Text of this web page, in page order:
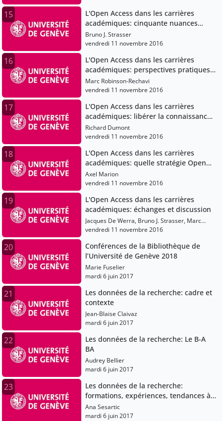
15
L'Open Access dans les carrières
académiques: cinquante nuances
d'Open
Bruno J. Strasser
vendredi 11 novembre 2016
16
L'Open Access dans les carrières
académiques: perspectives pratiques
et morales du chercheur sur l'Open
Access
Marc Robinson-Rechavi
vendredi 11 novembre 2016
17
L'Open Access dans les carrières
académiques: libérer la connaissance:
survol de quelques initiatives de
l'UdeM
Richard Dumont
vendredi 11 novembre 2016
18
L'Open Access dans les carrières
académiques: quelle stratégie Open
Access pour la Suisse?
Axel Marion
vendredi 11 novembre 2016
19
L'Open Access dans les carrières
académiques: échanges et discussion
Jacques De Werra, Bruno J. Strasser, Marc
Robinson-Rechavi, Richard Dumont, Axel
vendredi 11 novembre 2016
20
Conférences de la Bibliothèque de
l’Université de Genève 2018
Marie Fuselier
mardi 6 juin 2017
21
Les données de la recherche: cadre et
contexte
Jean-Blaise Claivaz
mardi 6 juin 2017
22
Les données de la recherche: Le B-A
BA
Audrey Bellier
mardi 6 juin 2017
23
Les données de la recherche:
formations, expériences, tendances à
l'ETH Zurich
Ana Sesartic
mardi 6 juin 2017